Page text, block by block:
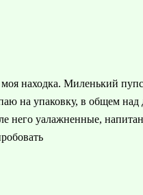
моя находка. Миленький
на упаковку, в общем
него уалажненные,